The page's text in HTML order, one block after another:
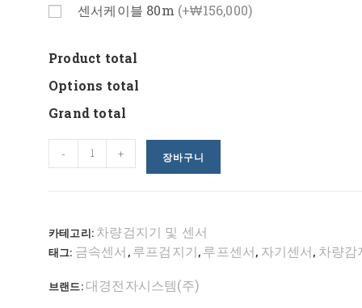
센서케이블 80m (+₩156,000)
Product total
Options total
Grand total
- + 장바구니
카테고리: 차량검지기 및 센서
태그: 금속센서 , 루프검지기, 루프센서, 자기센서, 차량감
브랜드: 대경전자시스템(주)